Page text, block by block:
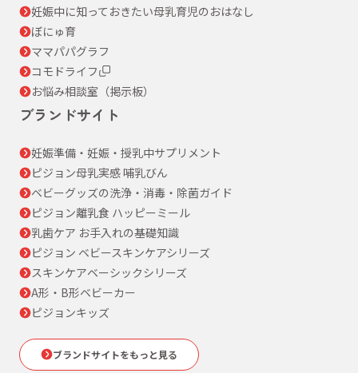
妊娠中に知っておきたい母乳育児のおはなし
ぼにゅ育
ママパパグラフ
コモドライフ
お悩み相談室（掲示板）
ブランドサイト
妊娠準備・妊娠・授乳中サプリメント
ピジョン母乳実感 哺乳びん
ベビーグッズの洗浄・消毒・除菌ガイド
ピジョン離乳食 ハッピーミール
乳歯ケア お手入れの基礎知識
ピジョン ベビースキンケアシリーズ
スキンケアベーシックシリーズ
A形・B形ベビーカー
ピジョンキッズ
ブランドサイトをもっと見る